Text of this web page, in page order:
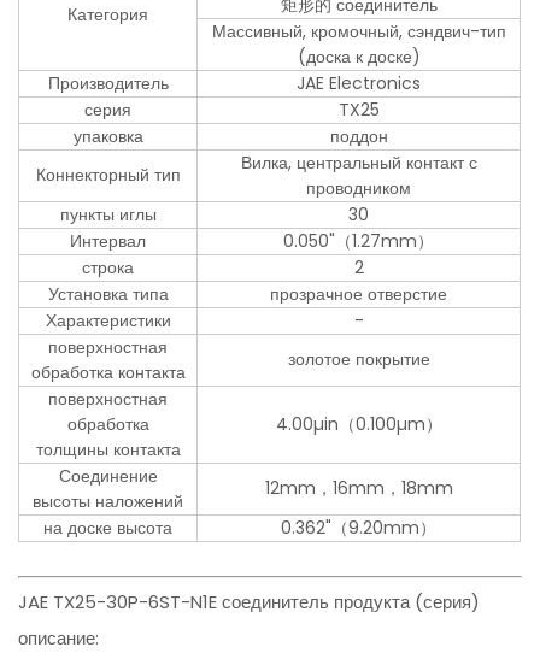
Категория
矩形的 соединитель
Массивный, кромочный, сэндвич-тип
(доска к доске)
Производитель
JAE Electronics
серия
TX25
упаковка
поддон
Коннекторный тип
Вилка, центральный контакт с
проводником
пункты иглы
30
Интервал
0.050"（1.27mm）
строка
2
Установка типа
прозрачное отверстие
Характеристики
-
поверхностная
обработка контакта
золотое покрытие
поверхностная
обработка
толщины контакта
4.00µin（0.100µm）
Соединение
высоты наложений
12mm，16mm，18mm
на доске высота
0.362"（9.20mm）
JAE TX25-30P-6ST-N1E соединитель продукта (серия)
описание: